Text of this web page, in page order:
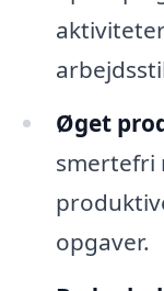
Øget
smertefri
opgaver.